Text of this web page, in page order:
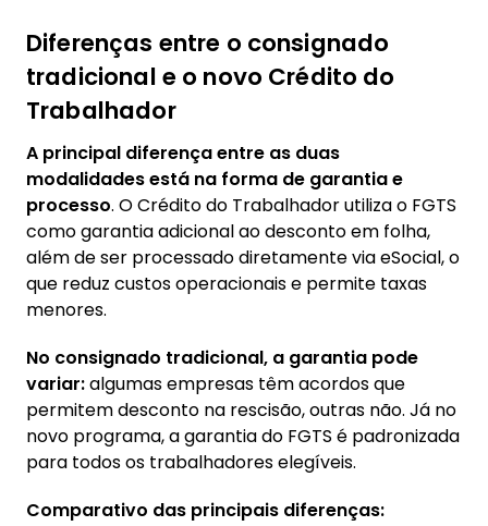
Diferenças entre o consignado
tradicional e o novo Crédito do
Trabalhador
A principal diferença entre as duas
modalidades está na forma de garantia e
processo. O Crédito do Trabalhador utiliza o FGTS
como garantia adicional ao desconto em folha,
além de ser processado diretamente via eSocial, o
que reduz custos operacionais e permite taxas
menores.
No consignado tradicional, a garantia pode
variar:algumas empresas têm acordos que
permitem desconto na rescisão, outras não. Já no
novo programa, a garantia do FGTS é padronizada
para todos os trabalhadores elegíveis.
Comparativo das principais diferenças: